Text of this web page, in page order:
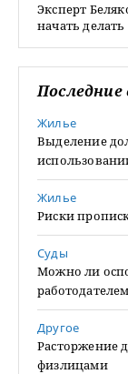
Эксперт
начать
Последние
Жилье
Выделение
Жилье
Риски
Суды
Можно ли
Другое
Расторжение
физлицами